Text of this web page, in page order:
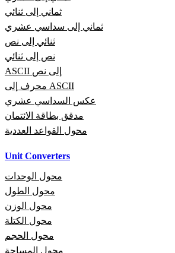
ثماني إلى ثنائي
ثماني إلى سداسي عشري
ثنائي إلى نص
نص إلى ثنائي
ASCII إلى نص
محرف إلى ASCII
عكس السداسي عشري
مدقق بطاقة الائتمان
محول القواعد العددية
Unit Converters
محول الوحدات
محول الطول
محول الوزن
محول الكتلة
محول الحجم
محول المساحة